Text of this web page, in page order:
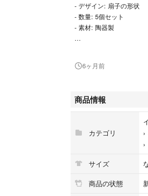
- デザイン: 扇子の形状
- 数量: 5個セット
- 素材: 陶器製
写真後半には出品中の箸
#カラエルのテーブル用
からもご覧頂けます。
さい。
#カラエルの福袋
6ヶ月前
商品情報
カテゴリ
›
›
サイズ
商品の状態